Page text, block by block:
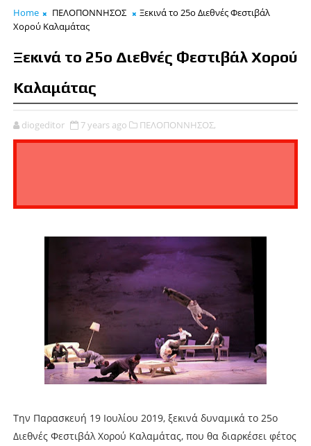
Home ΠΕΛΟΠΟΝΝΗΣΟΣ
Ξεκινά το 25ο Διεθνές Φεστιβάλ
Χορού Καλαμάτας
Ξεκινά το 25ο Διεθνές Φεστιβάλ Χορού
Καλαμάτας
diogeditor 7 years ago ΠΕΛΟΠΟΝΝΗΣΟΣ,
Την Παρασκευή 19 Ιουλίου 2019, ξεκινά δυναμικά το 25ο
Διεθνές Φεστιβάλ Χορού Καλαμάτας, που θα διαρκέσει φέτος